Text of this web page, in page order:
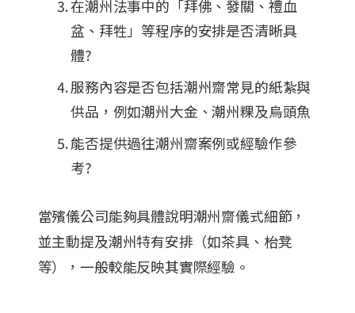
在潮州法事中的「拜佛、發關、禮血
盆、拜牲」等程序的安排是否清晰具
體?
服務內容是否包括潮州齋常見的紙紮與
供品，例如潮州大金、潮州粿及烏頭魚
能否提供過往潮州齋案例或經驗作參
考?
當殯儀公司能夠具體說明潮州齋儀式細節，
並主動提及潮州特有安排（如茶具、枱凳
等），一般較能反映其實際經驗。